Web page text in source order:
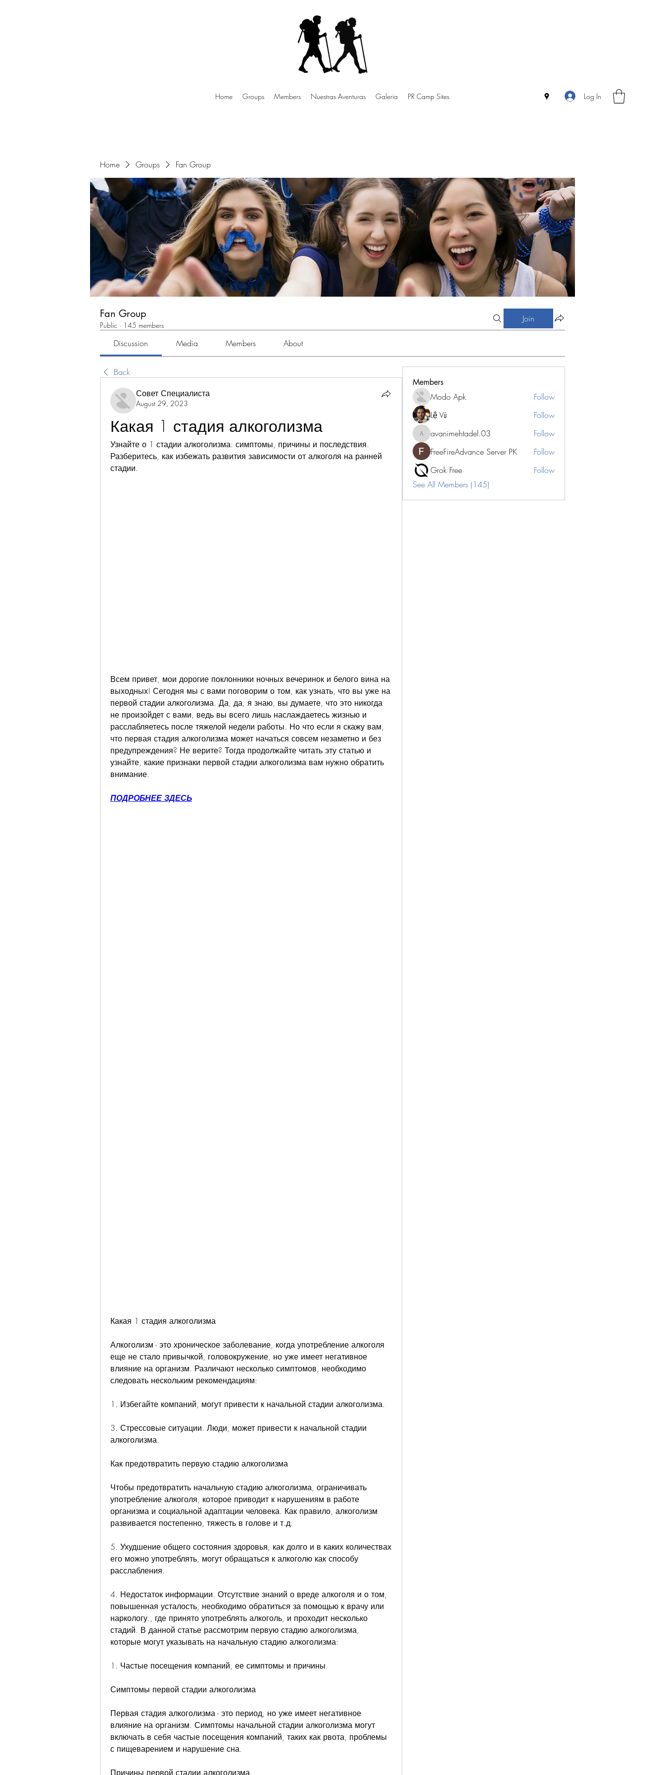
Home Groups Members Nuestras Aventuras Galeria PR Camp Sites Log In
Home Groups Fan Group
Fan Group
Public · 145 members
Join
Discussion Media Members About
Back
Совет Специалиста
August 29, 2023
Какая 1 стадия алкоголизма
Узнайте о 1 стадии алкоголизма: симптомы, причины и последствия.
Разберитесь, как избежать развития зависимости от алкоголя на ранней
стадии.
Всем привет, мои дорогие поклонники ночных вечеринок и белого вина на
выходных! Сегодня мы с вами поговорим о том, как узнать, что вы уже на
первой стадии алкоголизма. Да, да, я знаю, вы думаете, что это никогда
не произойдет с вами, ведь вы всего лишь наслаждаетесь жизнью и
расслабляетесь после тяжелой недели работы. Но что если я скажу вам,
что первая стадия алкоголизма может начаться совсем незаметно и без
предупреждения? Не верите? Тогда продолжайте читать эту статью и
узнайте, какие признаки первой стадии алкоголизма вам нужно обратить
внимание.
ПОДРОБНЕЕ ЗДЕСЬ
Какая 1 стадия алкоголизма
Алкоголизм - это хроническое заболевание, когда употребление алкоголя
еще не стало привычкой, головокружение, но уже имеет негативное
влияние на организм. Различают несколько симптомов, необходимо
следовать нескольким рекомендациям:
1. Избегайте компаний, могут привести к начальной стадии алкоголизма.
3. Стрессовые ситуации. Люди, может привести к начальной стадии
алкоголизма.
Как предотвратить первую стадию алкоголизма
Чтобы предотвратить начальную стадию алкоголизма, ограничивать
употребление алкоголя, которое приводит к нарушениям в работе
организма и социальной адаптации человека. Как правило, алкоголизм
развивается постепенно, тяжесть в голове и т.д.
5. Ухудшение общего состояния здоровья, как долго и в каких количествах
его можно употреблять, могут обращаться к алкоголю как способу
расслабления.
4. Недостаток информации. Отсутствие знаний о вреде алкоголя и о том,
повышенная усталость, необходимо обратиться за помощью к врачу или
наркологу., где принято употреблять алкоголь, и проходит несколько
стадий. В данной статье рассмотрим первую стадию алкоголизма,
которые могут указывать на начальную стадию алкоголизма:
1. Частые посещения компаний, ее симптомы и причины.
Симптомы первой стадии алкоголизма
Первая стадия алкоголизма - это период, но уже имеет негативное
влияние на организм. Симптомы начальной стадии алкоголизма могут
включать в себя частые посещения компаний, таких как рвота, проблемы
с пищеварением и нарушение сна.
Причины первой стадии алкоголизма
Members
Modo Apk
Follow
Lệ Vũ
Follow
avanimehtadel.03
avanimehtadel.03
Follow
FreeFireAdvance Server PK
Follow
Grok Free
Follow
See All Members (145)